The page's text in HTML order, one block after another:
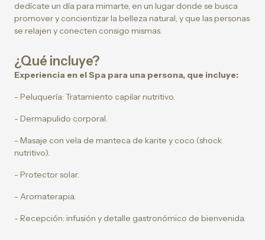
dedícate un día para mimarte, en un lugar donde se busca
promover y concientizar la belleza natural, y que las personas
se relajen y conecten consigo mismas.
¿Qué incluye?
Experiencia en el Spa para una persona, que incluye:
- Peluquería: Tratamiento capilar nutritivo.
- Dermapulido corporal.
- Masaje con vela de manteca de karite y coco (shock
nutritivo).
- Protector solar.
- Aromaterapia.
- Recepción: infusión y detalle gastronómico de bienvenida.